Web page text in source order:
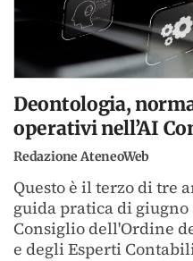
Deontologia,
operativi nell’AI
Redazione AteneoWeb
Questo è il terzo di tre
guida pratica di
Consiglio dell'Ordine
e degli Esperti